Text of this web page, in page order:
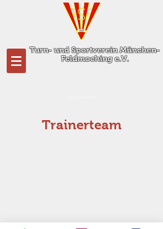
Turn- und Sportverein München-
Feldmoching e.V.
Trainerteam